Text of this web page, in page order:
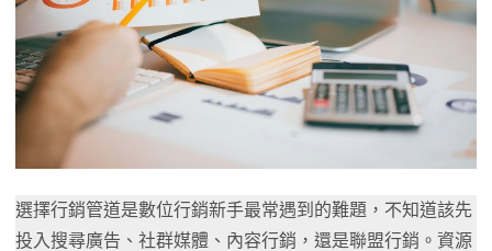
選擇行銷管道是數位行銷新手最常遇到的難題，不知道該先
投入搜尋廣告、社群媒體、內容行銷，還是聯盟行銷。資源